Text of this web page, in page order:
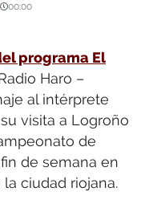
00:00
programa El
Haro –
al intérprete
visita a Logroño
de
de semana en
ciudad riojana.